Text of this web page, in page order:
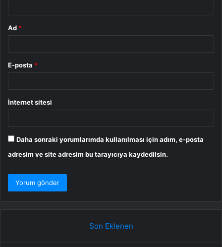
Ad *
E-posta *
İnternet sitesi
Daha sonraki yorumlarımda kullanılması için adım, e-posta
adresim ve site adresim bu tarayıcıya kaydedilsin.
Son Eklenen